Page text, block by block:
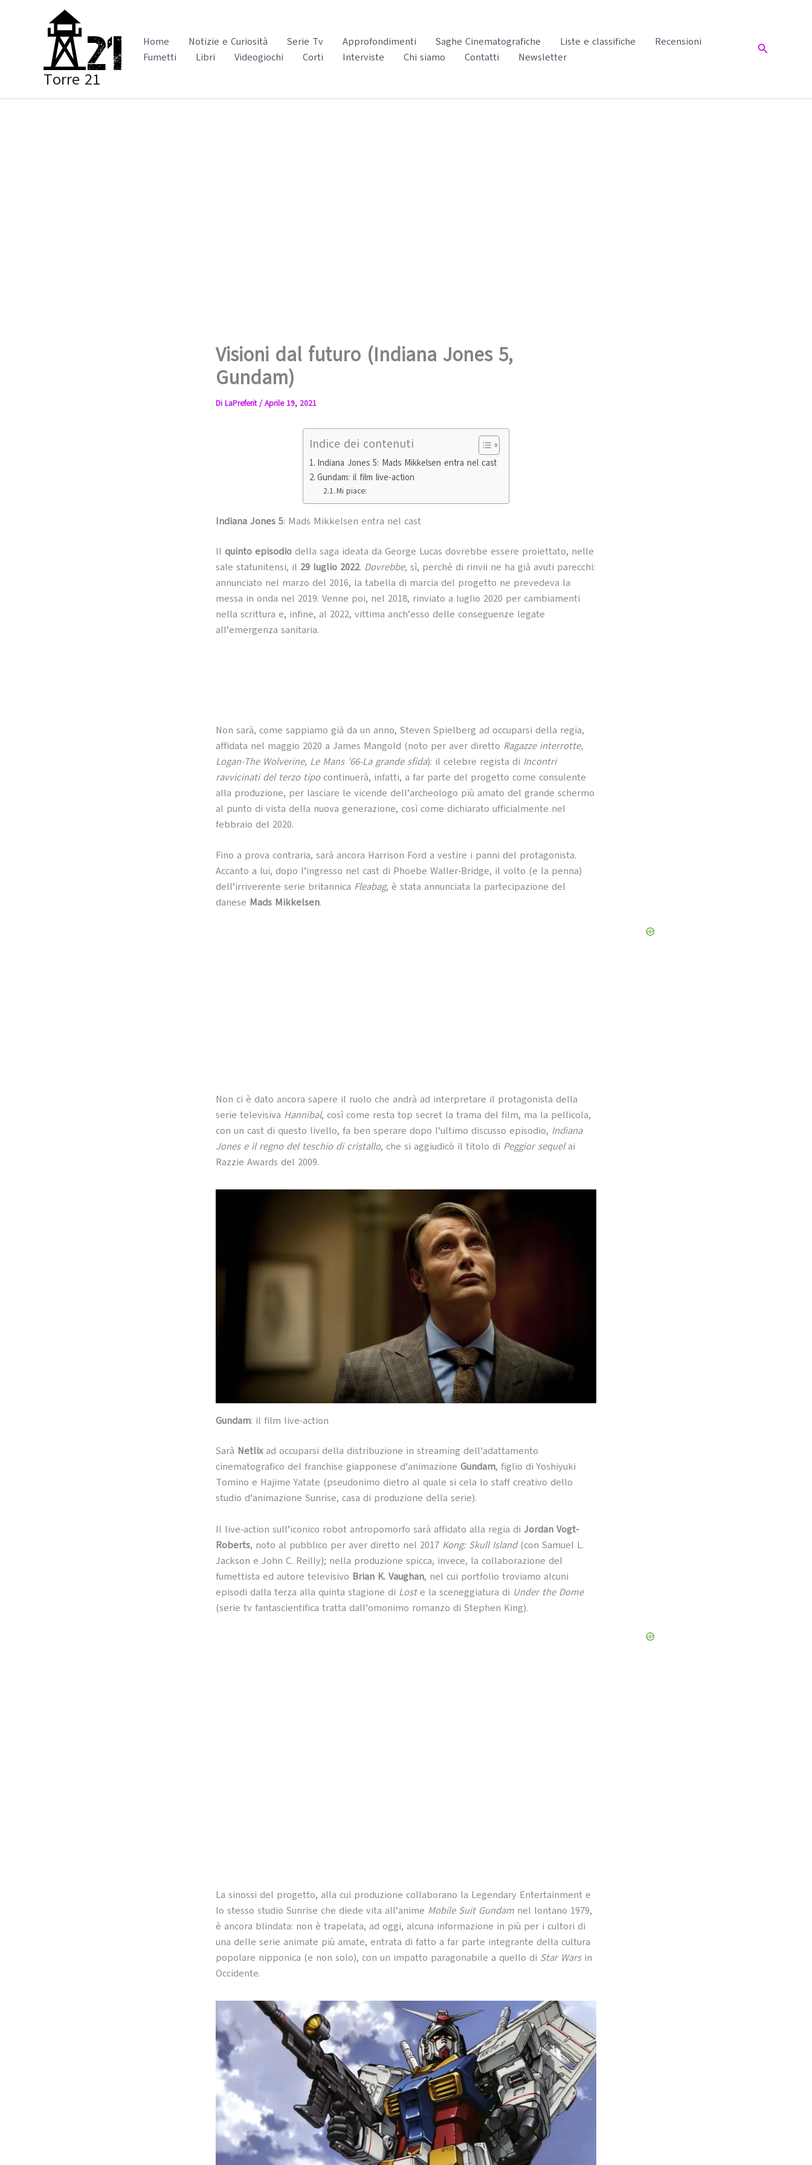
Torre 21
Home Notizie e Curiosità Serie Tv Approfondimenti Saghe Cinematografiche Liste e classifiche
Recensioni
Fumetti
Libri Videogiochi Corti Interviste Chi siamo Contatti Newsletter
Cerca
Visioni dal futuro (Indiana Jones 5,
Gundam)
Di LaPreferit/ Aprile 19, 2021
Indice dei contenuti
Indiana Jones 5: Mads Mikkelsen entra nel cast
Gundam: il film live-action
Mi piace:
Indiana Jones 5: Mads Mikkelsen entra nel cast
Il quinto episodio della saga ideata da George Lucas dovrebbe essere proiettato, nelle
sale statunitensi, il 29 luglio 2022. Dovrebbe, sì, perché di rinvii ne ha già avuti parecchi:
annunciato nel marzo del 2016, la tabella di marcia del progetto ne prevedeva la
messa in onda nel 2019. Venne poi, nel 2018, rinviato a luglio 2020 per cambiamenti
nella scrittura e, infine, al 2022, vittima anch’esso delle conseguenze legate
all’emergenza sanitaria.
Non sarà, come sappiamo già da un anno, Steven Spielberg ad occuparsi della regia,
affidata nel maggio 2020 a James Mangold (noto per aver diretto Ragazze interrotte,
Logan-The Wolverine, Le Mans ’66-La grande sfida): il celebre regista di Incontri
ravvicinati del terzo tipocontinuerà, infatti, a far parte del progetto come consulente
alla produzione, per lasciare le vicende dell’archeologo più amato del grande schermo
al punto di vista della nuova generazione, così come dichiarato ufficialmente nel
febbraio del 2020.
Fino a prova contraria, sarà ancora Harrison Ford a vestire i panni del protagonista.
Accanto a lui, dopo l’ingresso nel cast di Phoebe Waller-Bridge, il volto (e la penna)
dell’irriverente serie britannica Fleabag, è stata annunciata la partecipazione del
danese Mads Mikkelsen.
Non ci è dato ancora sapere il ruolo che andrà ad interpretare il protagonista della
serie televisiva Hannibal, così come resta top secret la trama del film, ma la pellicola,
con un cast di questo livello, fa ben sperare dopo l’ultimo discusso episodio, Indiana
Jones e il regno del teschio di cristallo, che si aggiudicò il titolo di Peggior sequelai
Razzie Awards del 2009.
Gundam: il film live-action
Sarà Netlix ad occuparsi della distribuzione in streaming dell’adattamento
cinematografico del franchise giapponese d’animazione Gundam, figlio di Yoshiyuki
Tomino e Hajime Yatate (pseudonimo dietro al quale si cela lo staff creativo dello
studio d’animazione Sunrise, casa di produzione della serie).
Il live-action sull’iconico robot antropomorfo sarà affidato alla regia di Jordan Vogt-
Roberts, noto al pubblico per aver diretto nel 2017 Kong: Skull Island(con Samuel L.
Jackson e John C. Reilly); nella produzione spicca, invece, la collaborazione del
fumettista ed autore televisivo Brian K. Vaughan, nel cui portfolio troviamo alcuni
episodi dalla terza alla quinta stagione di Loste la sceneggiatura di Under the Dome
(serie tv fantascientifica tratta dall’omonimo romanzo di Stephen King).
La sinossi del progetto, alla cui produzione collaborano la Legendary Entertainment e
lo stesso studio Sunrise che diede vita all’anime Mobile Suit Gundam nel lontano 1979,
è ancora blindata: non è trapelata, ad oggi, alcuna informazione in più per i cultori di
una delle serie animate più amate, entrata di fatto a far parte integrante della cultura
popolare nipponica (e non solo), con un impatto paragonabile a quello di Star Warsin
Occidente.